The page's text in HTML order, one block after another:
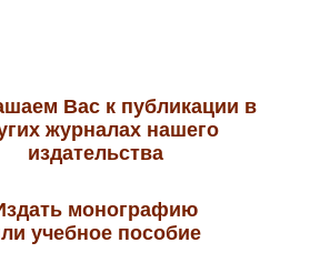
Вас к публикации в
журналах нашего
издательства
монографию
учебное пособие